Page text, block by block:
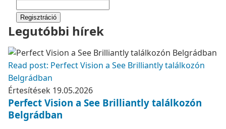
Regisztráció
Legutóbbi hírek
Read post: Perfect Vision a See Brilliantly találkozón
Belgrádban
Értesítések 19.05.2026
Perfect Vision a See Brilliantly találkozón
Belgrádban